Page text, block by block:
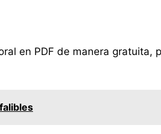
en PDF de manera gratuita,